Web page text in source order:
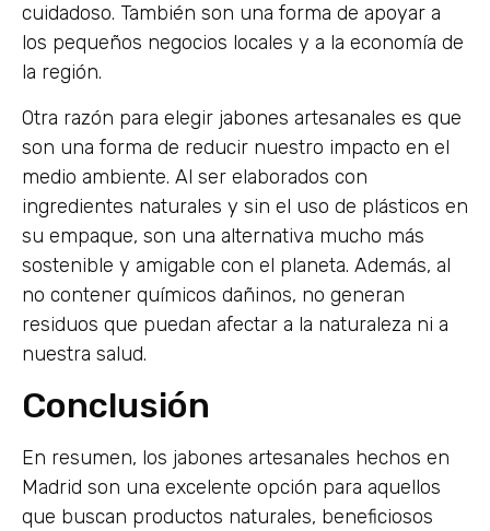
cuidadoso. También son una forma de apoyar a
los pequeños negocios locales y a la economía de
la región.
Otra razón para elegir jabones artesanales es que
son una forma de reducir nuestro impacto en el
medio ambiente. Al ser elaborados con
ingredientes naturales y sin el uso de plásticos en
su empaque, son una alternativa mucho más
sostenible y amigable con el planeta. Además, al
no contener químicos dañinos, no generan
residuos que puedan afectar a la naturaleza ni a
nuestra salud.
Conclusión
En resumen, los jabones artesanales hechos en
Madrid son una excelente opción para aquellos
que buscan productos naturales, beneficiosos